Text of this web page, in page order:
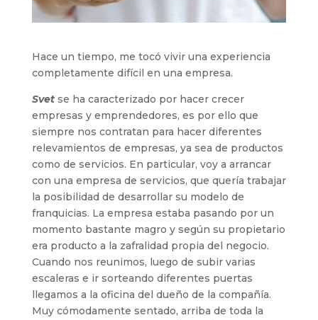
Hace un tiempo, me tocó vivir una experiencia
completamente difícil en una empresa.
Svet se ha caracterizado por hacer crecer
empresas y emprendedores, es por ello que
siempre nos contratan para hacer diferentes
relevamientos de empresas, ya sea de productos
como de servicios. En particular, voy a arrancar
con una empresa de servicios, que quería trabajar
la posibilidad de desarrollar su modelo de
franquicias. La empresa estaba pasando por un
momento bastante magro y según su propietario
era producto a la zafralidad propia del negocio.
Cuando nos reunimos, luego de subir varias
escaleras e ir sorteando diferentes puertas
llegamos a la oficina del dueño de la compañía.
Muy cómodamente sentado, arriba de toda la